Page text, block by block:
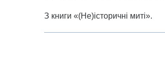
З книги «(Не)історичні миті».